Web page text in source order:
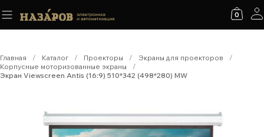
0
Главная / Каталог / Проекторы / Экраны для проекторов
/
Корпусные моторизованные экраны
/
Экран Viewscreen Antis (16:9) 510*342 (498*280) MW